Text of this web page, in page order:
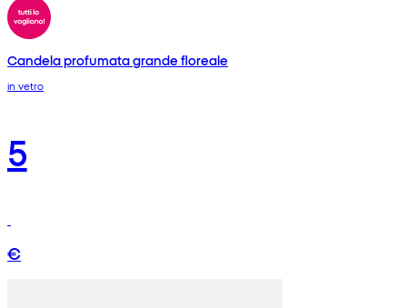
Candela profumata grande floreale
in vetro
5
€